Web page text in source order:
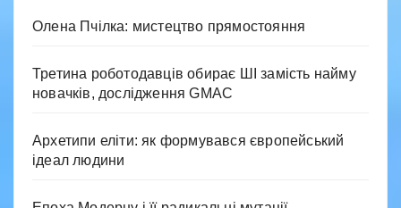
Олена Пчілка: мистецтво прямостояння
Третина роботодавців обирає ШІ замість найму
новачків, дослідження GMAC
Архетипи еліти: як формувався європейський
ідеал людини